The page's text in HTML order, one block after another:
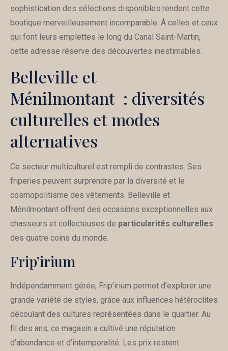
sophistication des sélections disponibles rendent cette
boutique merveilleusement incomparable. À celles et ceux
qui font leurs emplettes le long du Canal Saint-Martin,
cette adresse réserve des découvertes inestimables.
Belleville et
Ménilmontant : diversités
culturelles et modes
alternatives
Ce secteur multiculturel est rempli de contrastes. Ses
friperies peuvent surprendre par la diversité et le
cosmopolitisme des vêtements. Belleville et
Ménilmontant offrent des occasions exceptionnelles aux
chasseurs et collecteuses de particularités culturelles
des quatre coins du monde.
Frip’irium
Indépendamment gérée, Frip’irium permet d’explorer une
grande variété de styles, grâce aux influences hétéroclites
découlant des cultures représentées dans le quartier. Au
fil des ans, ce magasin a cultivé une réputation
d’abondance et d’intemporalité. Les prix restent